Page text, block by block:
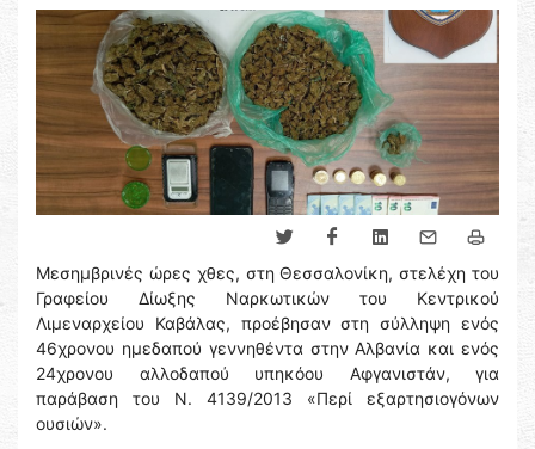
Μεσημβρινές ώρες χθες, στη Θεσσαλονίκη, στελέχη του
Γραφείου Δίωξης Ναρκωτικών του Κεντρικού
Λιμεναρχείου Καβάλας, προέβησαν στη σύλληψη ενός
46χρονου ημεδαπού γεννηθέντα στην Αλβανία και ενός
24χρονου αλλοδαπού υπηκόου Αφγανιστάν, για
παράβαση του Ν. 4139/2013 «Περί εξαρτησιογόνων
ουσιών».